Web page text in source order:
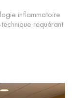
inflammatoire
requérant